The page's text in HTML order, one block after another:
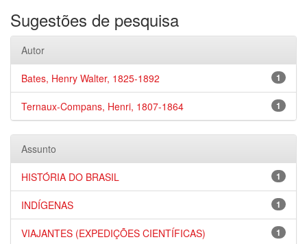
Sugestões de pesquisa
Autor
1
Bates, Henry Walter, 1825-1892
1
Ternaux-Compans, Henri, 1807-1864
Assunto
1
HISTÓRIA DO BRASIL
1
INDÍGENAS
1
VIAJANTES (EXPEDIÇÕES CIENTÍFICAS)